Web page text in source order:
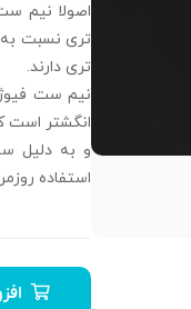
اصولا نیم
تری نسبت به
تری دارند.
انگشتر است
و به دلیل
استفاده